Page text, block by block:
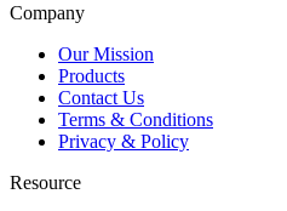
Company
Our Mission
Products
Contact Us
Terms & Conditions
Privacy & Policy
Resource